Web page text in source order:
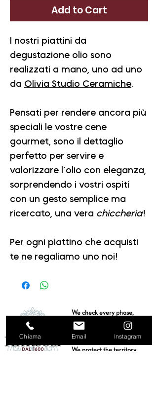
Add to Cart
I nostri piattini da
degustazione olio sono
realizzati a mano, uno ad uno
da Olivia Studio Ceramiche.
Pensati per rendere ancora più
speciali le vostre cene
gourmet, sono il dettaglio
perfetto per servire e
valorizzare l’olio con eleganza,
sorprendendo i vostri ospiti
con un gesto semplice ma
ricercato, una vera chiccheria!
Per ogni piattino che acquisti
te ne regaliamo uno noi!
We check every phase,
we certify the supply chain,
we bear witness to a
centuries-old tradition.
We protect the territory
Chiama Email Instagram